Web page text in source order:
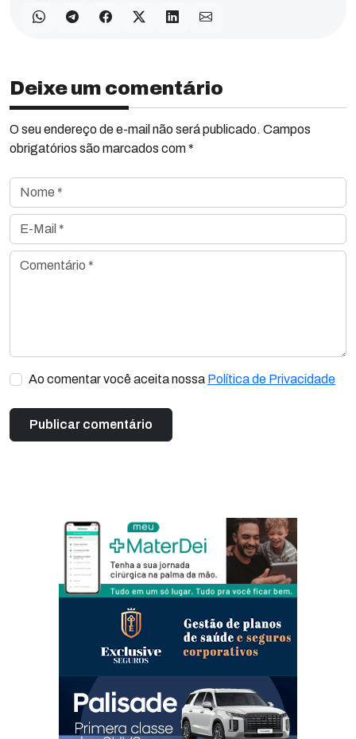
Deixe um comentário
O seu endereço de e-mail não será publicado. Campos
obrigatórios são marcados com *
Nome *
E-Mail *
Comentário *
Ao comentar você aceita nossa Política de Privacidade